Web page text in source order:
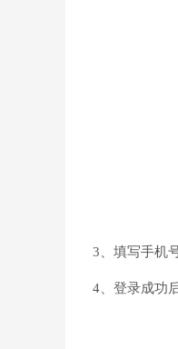
3、填写手机
4、登录成功